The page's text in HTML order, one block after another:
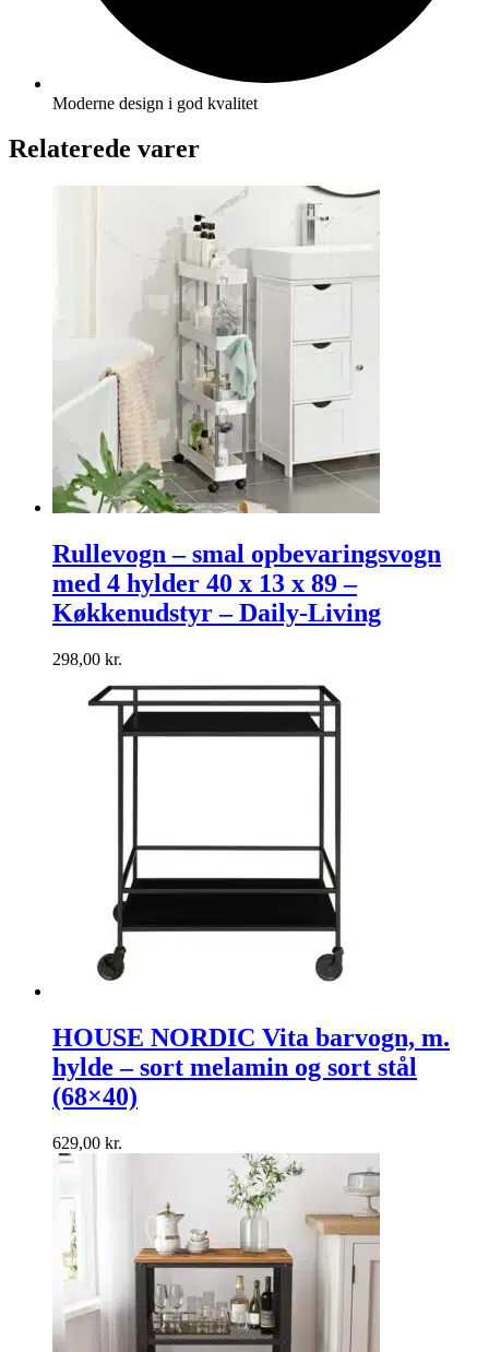
Moderne design i god kvalitet
Relaterede varer
Rullevogn – smal opbevaringsvogn
med 4 hylder 40 x 13 x 89 –
Køkkenudstyr – Daily-Living
298,00 kr.
HOUSE NORDIC Vita barvogn, m.
hylde – sort melamin og sort stål
(68×40)
629,00 kr.